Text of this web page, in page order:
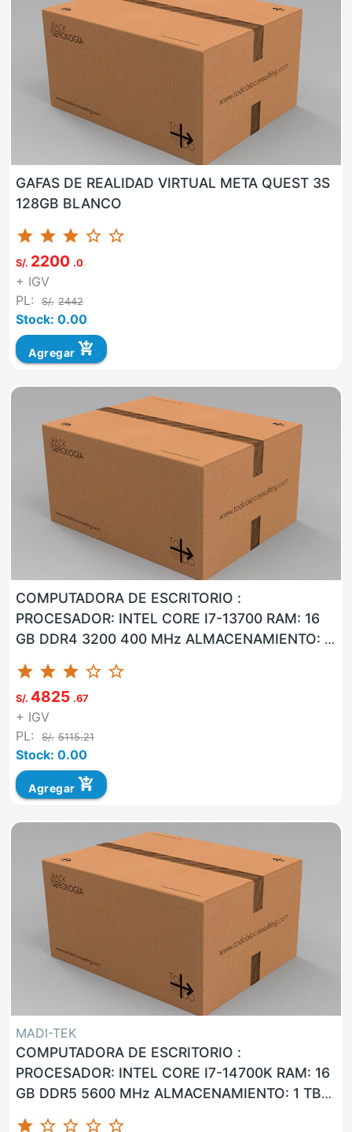
GAFAS DE REALIDAD VIRTUAL META QUEST 3S
128GB BLANCO
star star star star_border star_border
S/. 2200 .0
+ IGV
PL:
S/. 2442
Stock: 0.00
Agregar add_shopping_cart
COMPUTADORA DE ESCRITORIO :
PROCESADOR: INTEL CORE I7-13700 RAM: 16
GB DDR4 3200 400 MHz ALMACENAMIENTO: 1
TB M.2 SSD NVMe LAN: SI WLAN: SI USB: SI
VG...
star star star star_border star_border
S/. 4825 .67
+ IGV
PL:
S/. 5115.21
Stock: 0.00
Agregar add_shopping_cart
MADI-TEK
COMPUTADORA DE ESCRITORIO :
PROCESADOR: INTEL CORE I7-14700K RAM: 16
GB DDR5 5600 MHz ALMACENAMIENTO: 1 TB
SSD LAN: SI WLAN: SI USB: SI VGA: NO HDMI: ...
star star_border star_border star_border star_border